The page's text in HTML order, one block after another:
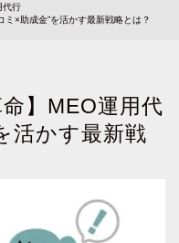
代行
ミ×助成金”を活かす最新戦略とは？
命】MEO運用代
活かす最新戦